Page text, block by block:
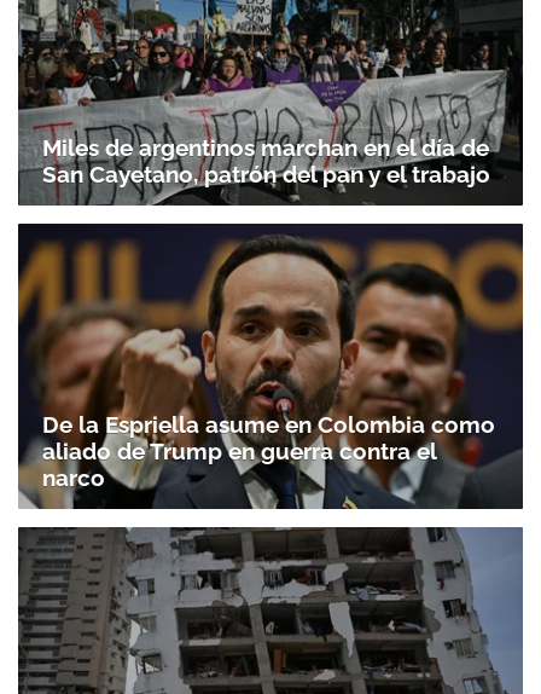
Miles de argentinos marchan en el día de
San Cayetano, patrón del pan y el trabajo
De la Espriella asume en Colombia como
aliado de Trump en guerra contra el
narco